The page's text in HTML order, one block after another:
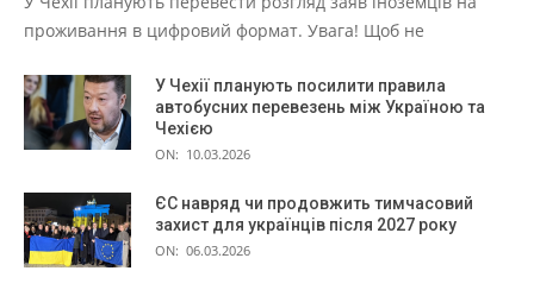
проживання в цифровий формат. Увага! Щоб не
У Чехії планують посилити правила
автобусних перевезень між Україною та
Чехією
ON: 10.03.2026
ЄС навряд чи продовжить тимчасовий
захист для українців після 2027 року
ON: 06.03.2026